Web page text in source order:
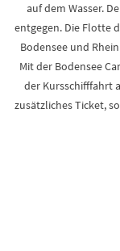
auf dem Wasser.
entgegen. Die Flotte
Bodensee und
Mit der Bodensee
der Kursschifffahrt
zusätzliches Ticket,